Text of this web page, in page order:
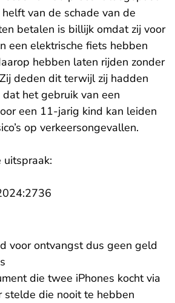
van de schade van de
betalen is billijk omdat zij voor
een elektrische fiets hebben
hebben laten rijden zonder
deden dit terwijl zij hadden
het gebruik van een
een 11-jarig kind kan leiden
op verkeersongevallen.
voor ontvangst dus geen geld
die twee iPhones kocht via
stelde die nooit te hebben